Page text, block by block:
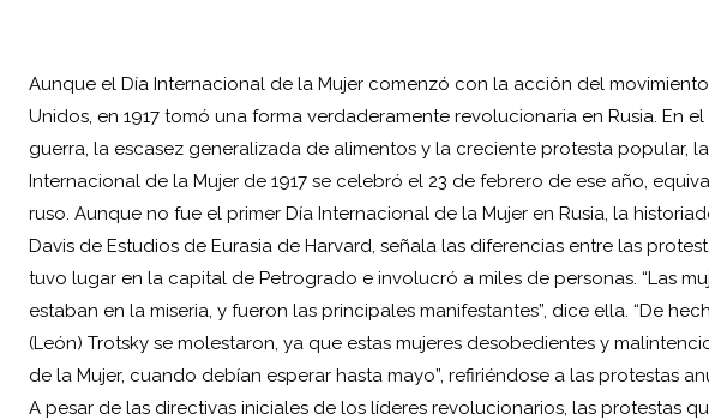
Aunque el Día Internacional de la Mujer comenzó con la acción del
Unidos, en 1917 tomó una forma verdaderamente revolucionaria en Rusia. En
guerra, la escasez generalizada de alimentos y la creciente protesta popular,
Internacional de la Mujer de 1917 se celebró el 23 de febrero de ese año,
ruso. Aunque no fue el primer Día Internacional de la Mujer en Rusia, la
Davis de Estudios de Eurasia de Harvard, señala las diferencias entre las
tuvo lugar en la capital de Petrogrado e involucró a miles de personas. “Las
estaban en la miseria, y fueron las principales manifestantes”, dice ella. “De
(León) Trotsky se molestaron, ya que estas mujeres desobedientes y
de la Mujer, cuando debían esperar hasta mayo”, refiriéndose a las protestas
A pesar de las directivas iniciales de los líderes revolucionarios, las protestas